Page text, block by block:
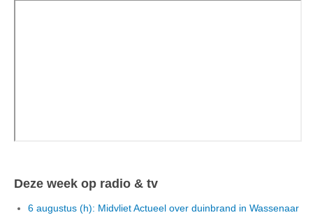
Deze week op radio & tv
6 augustus (h): Midvliet Actueel over duinbrand in Wassenaar